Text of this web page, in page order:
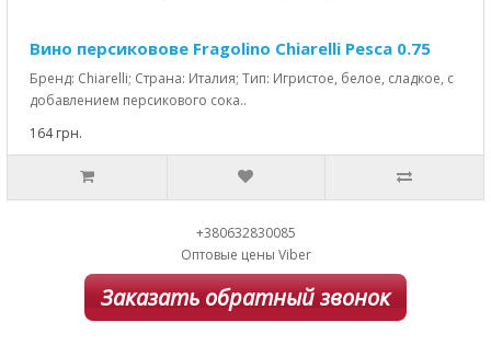
Вино персиковове Fragolino Chiarelli Pesca 0.75
Бренд: Chiarelli; Страна: Италия; Тип: Игристое, белое, сладкое, с
добавлением персикового сока..
164 грн.
+380632830085
Оптовые цены Viber
Заказать обратный звонок